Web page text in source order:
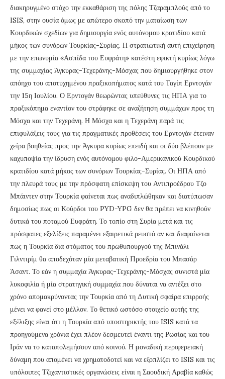
διακηρυγμένο στόχο την εκκαθάριση της πόλης Τζαραμπλούς από το
ISIS, στην ουσία όμως με απώτερο σκοπό την ματαίωση των
Κουρδικών σχεδίων για δημιουργία ενός αυτόνομου κρατιδίου κατά
μήκος των συνόρων Τουρκίας-Συρίας. Η στρατιωτική αυτή επιχείρηση
με την επωνυμία «Ασπίδα του Ευφράτη» κατέστη εφικτή κυρίως λόγω
της συμμαχίας Άγκυρας-Τεχεράνης-Μόσχας που δημιουργήθηκε στον
απόηχο του αποτυχημένου πραξικοπήματος κατά του Ταγίπ Ερντογάν
την 15η Ιουλίου. Ο Ερντογάν θεωρώντας υπεύθυνες τις ΗΠΑ για το
πραξικόπημα εναντίον του στράφηκε σε αναζήτηση συμμάχων προς τη
Μόσχα και την Τεχεράνη. Η Μόσχα και η Τεχεράνη παρά τις
επιφυλάξεις τους για τις πραγματικές προθέσεις του Ερντογάν έτειναν
χείρα βοηθείας προς την Άγκυρα κυρίως επειδή και οι δύο βλέπουν με
καχυποψία την ίδρυση ενός αυτόνομου φιλο-Αμερικανικού Κουρδικού
κρατιδίου κατά μήκος των συνόρων Τουρκίας-Συρίας. Οι ΗΠΑ από
την πλευρά τους με την πρόσφατη επίσκεψη του Αντιπροέδρου Τζο
Μπάιντεν στην Τουρκία φαίνεται πως αναδιπλώθηκαν και διατύπωσαν
δημοσίως πως οι Κούρδοι του PYD-YPG δεν θα πρέπει να κινηθούν
δυτικά του ποταμού Ευφράτη. Το τοπίο στη Συρία μετά και τις
πρόσφατες εξελίξεις παραμένει εξαιρετικά ρευστό αν και διαφαίνεται
πως η Τουρκία δια στόματος του πρωθυπουργού της Μπινάλι
Γιλντιρίμ θα αποδεχόταν μία μεταβατική Προεδρία του Μπασάρ
Άσαντ. Το εάν η συμμαχία Άγκυρας-Τεχεράνης-Μόσχας συνιστά μία
λυκοφιλία ή μία στρατηγική συμμαχία που δύναται να αντέξει στο
χρόνο απομακρύνοντας την Τουρκία από τη Δυτική σφαίρα επιρροής
μένει να φανεί στο μέλλον. Το θετικό ωστόσο στοιχείο αυτής της
εξέλιξης είναι ότι η Τουρκία από υποστηρικτής του ISIS κατά τα
προηγούμενα χρόνια έχει πλέον δεσμευτεί έναντι της Ρωσίας και του
Ιράν να το καταπολεμήσουν από κοινού. Η μοναδική περιφερειακή
δύναμη που απομένει να χρηματοδοτεί και να εξοπλίζει το ISIS και τις
υπόλοιπες Τζιχαντιστικές οργανώσεις είναι η Σαουδική Αραβία καθώς